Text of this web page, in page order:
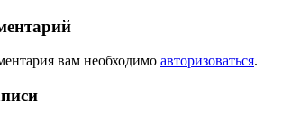
вам необходимо авторизоваться.